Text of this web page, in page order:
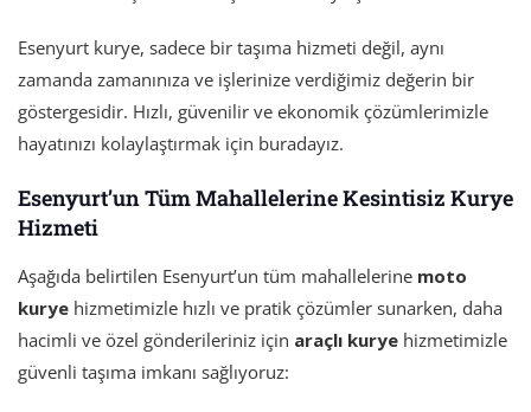
Esenyurt kurye, sadece bir taşıma hizmeti değil, aynı
zamanda zamanınıza ve işlerinize verdiğimiz değerin bir
göstergesidir. Hızlı, güvenilir ve ekonomik çözümlerimizle
hayatınızı kolaylaştırmak için buradayız.
Esenyurt’un Tüm Mahallelerine Kesintisiz Kurye
Hizmeti
Aşağıda belirtilen Esenyurt’un tüm mahallelerine moto
kurye hizmetimizle hızlı ve pratik çözümler sunarken, daha
hacimli ve özel gönderileriniz için araçlı kurye hizmetimizle
güvenli taşıma imkanı sağlıyoruz: